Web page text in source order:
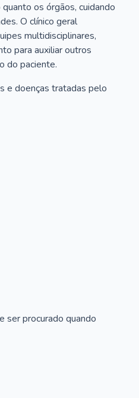
os órgãos, cuidando
O clínico geral
multidisciplinares,
para auxiliar outros
do paciente.
e doenças tratadas pelo
ser procurado quando